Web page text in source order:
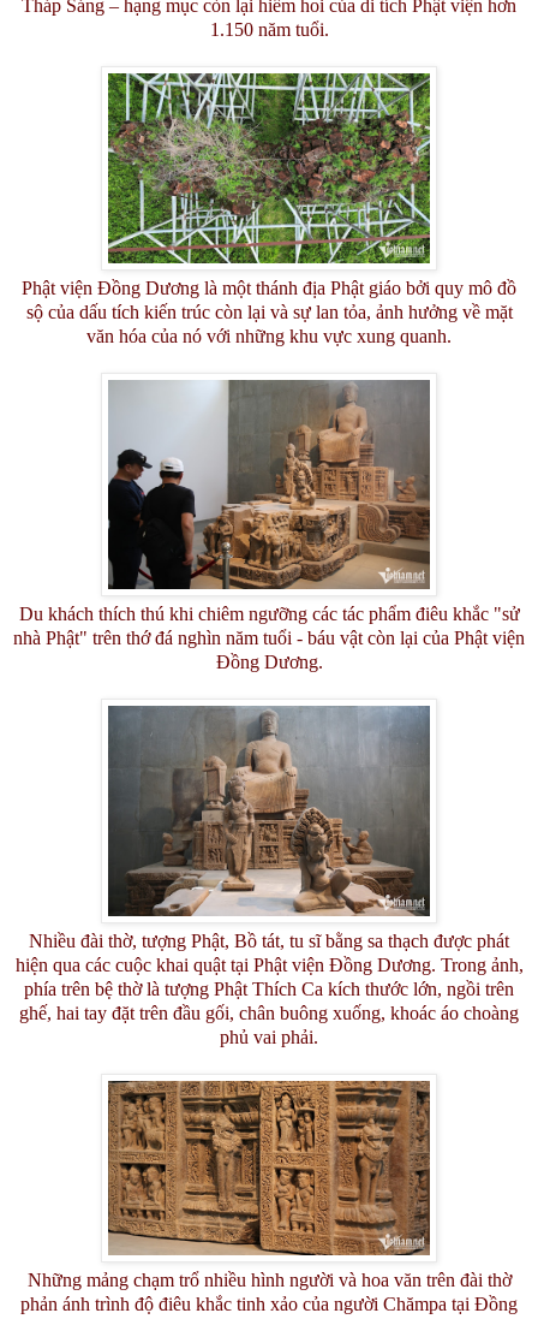
Tháp Sáng – hạng mục còn lại hiếm hoi của di tích Phật viện hơn
1.150 năm tuổi.
Phật viện Đồng Dương là một thánh địa Phật giáo bởi quy mô đồ
sộ của dấu tích kiến trúc còn lại và sự lan tỏa, ảnh hưởng về mặt
văn hóa của nó với những khu vực xung quanh.
Du khách thích thú khi chiêm ngưỡng các tác phẩm điêu khắc "sử
nhà Phật" trên thớ đá nghìn năm tuổi - báu vật còn lại của Phật viện
Đồng Dương.
Nhiều đài thờ, tượng Phật, Bồ tát, tu sĩ bằng sa thạch được phát
hiện qua các cuộc khai quật tại Phật viện Đồng Dương. Trong ảnh,
phía trên bệ thờ là tượng Phật Thích Ca kích thước lớn, ngồi trên
ghế, hai tay đặt trên đầu gối, chân buông xuống, khoác áo choàng
phủ vai phải.
Những mảng chạm trổ nhiều hình người và hoa văn trên đài thờ
phản ánh trình độ điêu khắc tinh xảo của người Chămpa tại Đồng